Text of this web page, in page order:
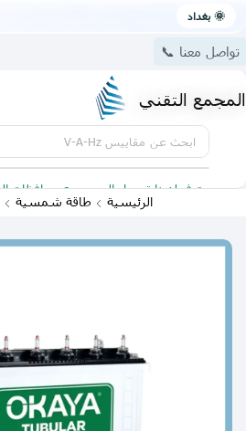
🌞 بغداد
تواصل معنا 📞
المجمع التقني
ابحث عن مقاييس V-A-Hz
يتوفر لدينا توصيل الى جميع محافظات
الرئيسية طاقة شمسية